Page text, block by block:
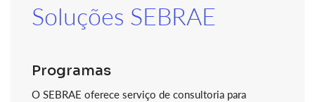
Soluções SEBRAE
Programas
O SEBRAE oferece serviço de consultoria para